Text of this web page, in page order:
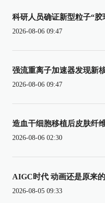
科研人员确证新型粒子“胶
2026-08-06 09:47
强流重离子加速器发现新
2026-08-06 09:47
造血干细胞移植后皮肤纤
2026-08-06 02:30
AIGC时代 动画还是原来
2026-08-05 09:33